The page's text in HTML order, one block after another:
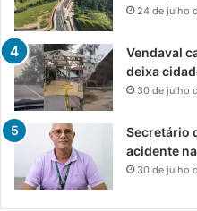
24 de julho
Vendaval
deixa
30 de julho
Secretário
acidente
30 de julho